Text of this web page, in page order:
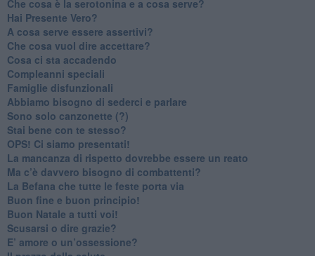
Che cosa è la serotonina e a cosa serve?
​Hai Presente Vero?
A cosa serve essere assertivi?
​Che cosa vuol dire accettare?
​Cosa ci sta accadendo
​Compleanni speciali
​Famiglie disfunzionali
​Abbiamo bisogno di sederci e parlare
Sono solo canzonette (?)
​Stai bene con te stesso?
​OPS! Ci siamo presentati!
​La mancanza di rispetto dovrebbe essere un reato
​Ma c’è davvero bisogno di combattenti?
​La Befana che tutte le feste porta via
Buon fine e buon principio!
​Buon Natale a tutti voi!
​Scusarsi o dire grazie?
​E’ amore o un’ossessione?